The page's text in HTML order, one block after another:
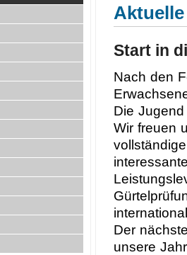
Start in
Nach den
Die
Wir freuen
Der
unsere